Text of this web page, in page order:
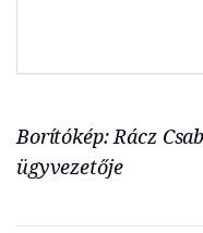
Borítókép: Rácz
ügyvezetője